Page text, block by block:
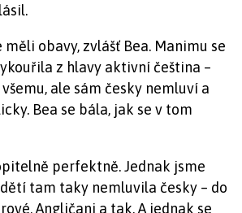
obavy, zvlášť Bea. Manimu se
z hlavy aktivní čeština –
ale sám česky nemluví a
Bea se bála, jak se v tom
perfektně. Jednak jsme
tam taky nemluvila česky – do
Angličani a tak. A jednak se